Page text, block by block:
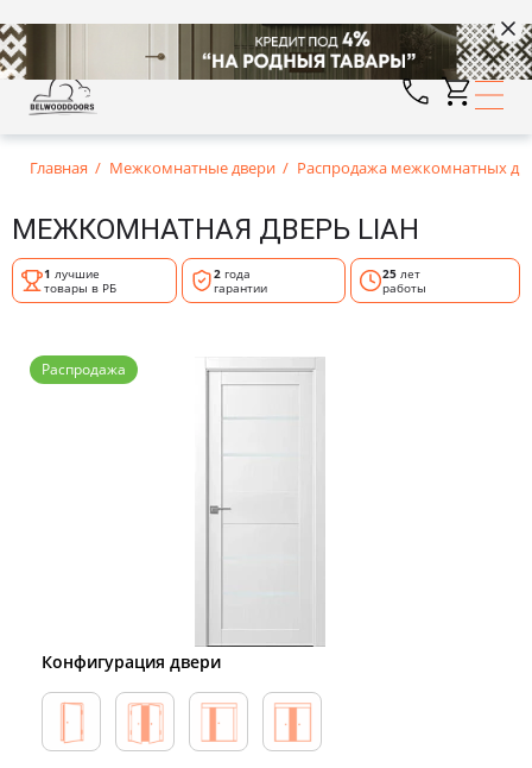
Главная Межкомнатные двери Распродажа межкомнатных
МЕЖКОМНАТНАЯ ДВЕРЬ LIAH
1 лучшие
товары в РБ
2года
гарантии
25 лет
работы
Распродажа
Конфигурация двери